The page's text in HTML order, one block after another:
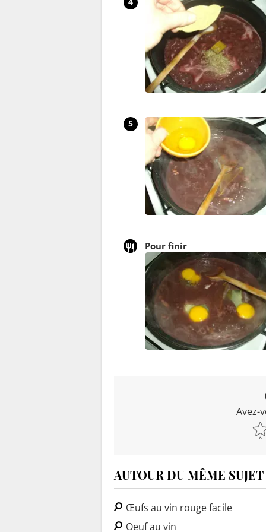
5
Pour finir
Avez-
AUTOUR DU MÊME SUJET
Œufs au vin rouge facile
Oeuf au vin